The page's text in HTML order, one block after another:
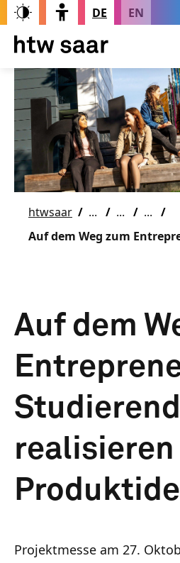
DE EN
htwsaar
Auf dem Weg zum
Auf dem
realisieren
Projektmesse am 27.